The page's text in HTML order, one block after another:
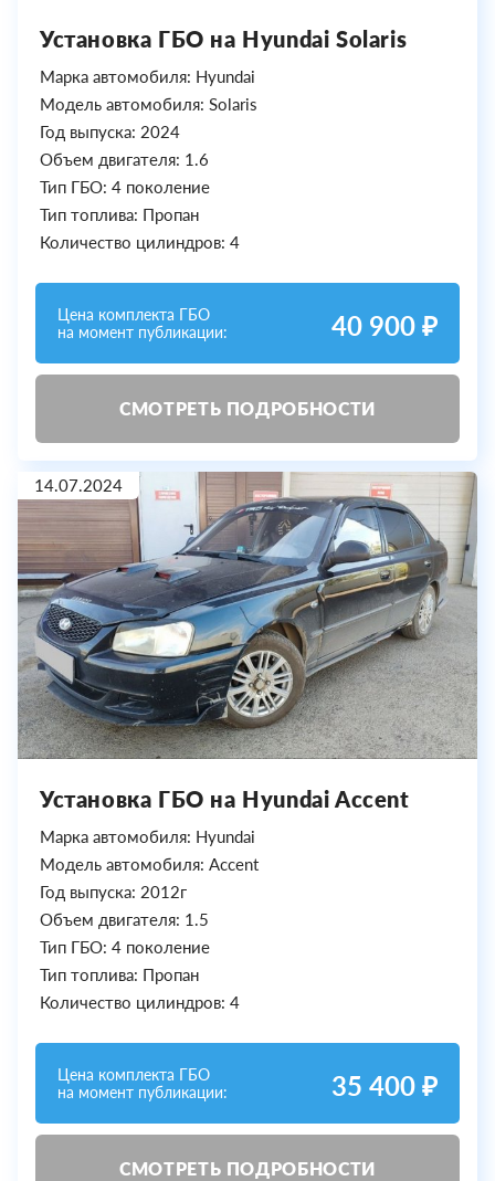
Установка ГБО на Hyundai Solaris
Марка автомобиля: Hyundai
Модель автомобиля: Solaris
Год выпуска: 2024
Объем двигателя: 1.6
Тип ГБО: 4 поколение
Тип топлива: Пропан
Количество цилиндров: 4
Цена комплекта ГБО
на момент публикации:
40 900 ₽
СМОТРЕТЬ ПОДРОБНОСТИ
14.07.2024
Установка ГБО на Hyundai Accent
Марка автомобиля: Hyundai
Модель автомобиля: Accent
Год выпуска: 2012г
Объем двигателя: 1.5
Тип ГБО: 4 поколение
Тип топлива: Пропан
Количество цилиндров: 4
Цена комплекта ГБО
на момент публикации:
35 400 ₽
СМОТРЕТЬ ПОДРОБНОСТИ